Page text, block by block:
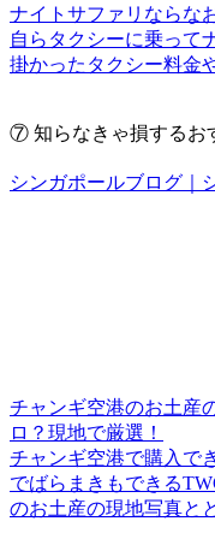
ナイトサファリならな
自らタクシーに乗って
掛かったタクシー料金
⑦ 知らなきゃ損するお
シンガポールブログ｜
チャンギ空港のお土産
ロ？現地で厳選！
チャンギ空港で購入で
でばらまきもできる
のお土産の現地写真と